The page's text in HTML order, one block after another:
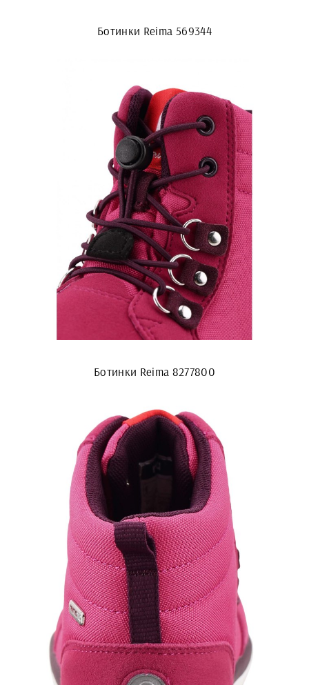
Ботинки Reima 569344
Ботинки Reima 8277800